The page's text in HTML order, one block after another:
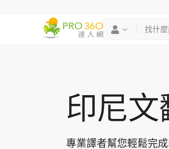
印尼文
專業譯者幫您輕鬆完